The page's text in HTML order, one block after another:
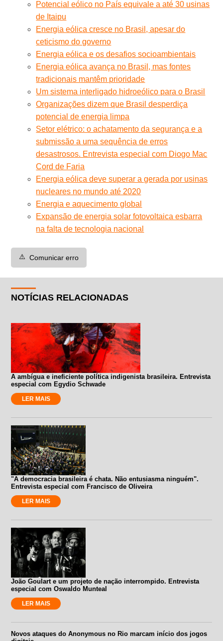
Potencial eólico no País equivale a até 30 usinas
de Itaipu
Energia eólica cresce no Brasil, apesar do
ceticismo do governo
Energia eólica e os desafios socioambientais
Energia eólica avança no Brasil, mas fontes
tradicionais mantêm prioridade
Um sistema interligado hidroeólico para o Brasil
Organizações dizem que Brasil desperdiça
potencial de energia limpa
Setor elétrico: o achatamento da segurança e a
submissão a uma sequência de erros
desastrosos. Entrevista especial com Diogo Mac
Cord de Faria
Energia eólica deve superar a gerada por usinas
nucleares no mundo até 2020
Energia e aquecimento global
Expansão de energia solar fotovoltaica esbarra
na falta de tecnologia nacional
⚠️ Comunicar erro
NOTÍCIAS RELACIONADAS
A ambígua e ineficiente política indigenista brasileira. Entrevista
especial com Egydio Schwade
LER MAIS
"A democracia brasileira é chata. Não entusiasma ninguém".
Entrevista especial com Francisco de Oliveira
LER MAIS
João Goulart e um projeto de nação interrompido. Entrevista
especial com Oswaldo Munteal
LER MAIS
Novos ataques do Anonymous no Rio marcam início dos jogos